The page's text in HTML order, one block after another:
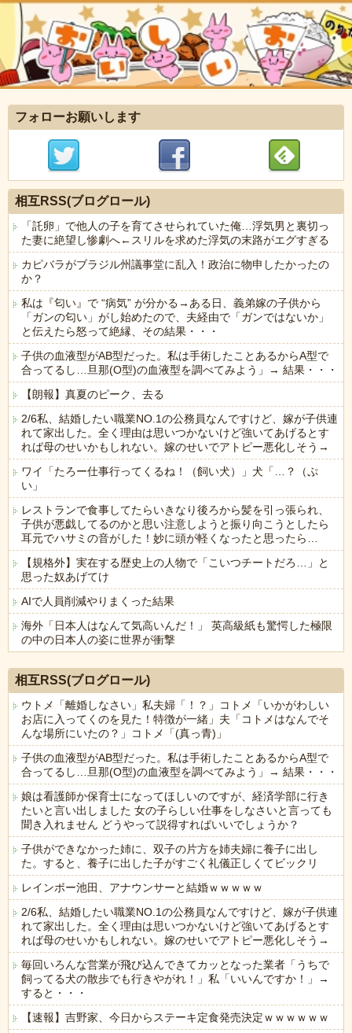
フォローお願いします
相互RSS(ブログロール)
「託卵」で他人の子を育てさせられていた俺…浮気男と裏切っ
た妻に絶望し惨劇へ←スリルを求めた浮気の末路がエグすぎる
カピバラがブラジル州議事堂に乱入！政治に物申したかったの
か？
私は『匂い』で “病気” が分かる→ある日、義弟嫁の子供から
「ガンの匂い」がし始めたので、夫経由で「ガンではないか」
と伝えたら怒って絶縁、その結果・・・
子供の血液型がAB型だった。私は手術したことあるからA型で
合ってるし…旦那(O型)の血液型を調べてみよう」→ 結果・・・
【朗報】真夏のピーク、去る
2/6私、結婚したい職業NO.1の公務員なんですけど、嫁が子供連
れて家出した。全く理由は思いつかないけど強いてあげるとす
れば母のせいかもしれない。嫁のせいでアトピー悪化しそう→
ワイ「たろー仕事行ってくるね！（飼い犬）」犬「…？（ぷ
い」
レストランで食事してたらいきなり後ろから髪を引っ張られ、
子供が悪戯してるのかと思い注意しようと振り向こうとしたら
耳元でハサミの音がした！妙に頭が軽くなったと思ったら…
【規格外】実在する歴史上の人物で「こいつチートだろ…」と
思った奴あげてけ
AIで人員削減やりまくった結果
海外「日本人はなんて気高いんだ！」 英高級紙も驚愕した極限
の中の日本人の姿に世界が衝撃
相互RSS(ブログロール)
ウトメ「離婚しなさい」私夫婦「！？」コトメ「いかがわしい
お店に入ってくのを見た！特徴が一緒」夫「コトメはなんでそ
んな場所にいたの？」コトメ「(真っ青)」
子供の血液型がAB型だった。私は手術したことあるからA型で
合ってるし…旦那(O型)の血液型を調べてみよう」→ 結果・・・
娘は看護師か保育士になってほしいのですが、経済学部に行き
たいと言い出しました 女の子らしい仕事をしなさいと言っても
聞き入れません どうやって説得すればいいでしょうか？
子供ができなかった姉に、双子の片方を姉夫婦に養子に出し
た。すると、養子に出した子がすごく礼儀正しくてビックリ
レインボー池田、アナウンサーと結婚ｗｗｗｗｗ
2/6私、結婚したい職業NO.1の公務員なんですけど、嫁が子供連
れて家出した。全く理由は思いつかないけど強いてあげるとす
れば母のせいかもしれない。嫁のせいでアトピー悪化しそう→
毎回いろんな営業が飛び込んできてカッとなった業者「うちで
飼ってる犬の散歩でも行きやがれ！」私「いいんですか！」→
すると・・・
【速報】吉野家、今日からステーキ定食発売決定ｗｗｗｗｗｗ